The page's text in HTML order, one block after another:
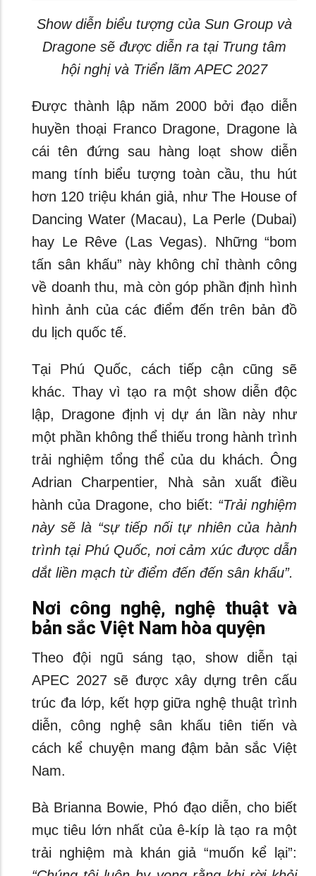
Show diễn biểu tượng của Sun Group và
Dragone sẽ được diễn ra tại Trung tâm
hội nghị và Triển lãm APEC 2027
Được thành lập năm 2000 bởi đạo diễn
huyền thoại Franco Dragone, Dragone là
cái tên đứng sau hàng loạt show diễn
mang tính biểu tượng toàn cầu, thu hút
hơn 120 triệu khán giả, như The House of
Dancing Water (Macau), La Perle (Dubai)
hay Le Rêve (Las Vegas). Những “bom
tấn sân khấu” này không chỉ thành công
về doanh thu, mà còn góp phần định hình
hình ảnh của các điểm đến trên bản đồ
du lịch quốc tế.
Tại Phú Quốc, cách tiếp cận cũng sẽ
khác. Thay vì tạo ra một show diễn độc
lập, Dragone định vị dự án lần này như
một phần không thể thiếu trong hành trình
trải nghiệm tổng thể của du khách. Ông
Adrian Charpentier, Nhà sản xuất điều
hành của Dragone, cho biết: “Trải nghiệm
này sẽ là “sự tiếp nối tự nhiên của hành
trình tại Phú Quốc, nơi cảm xúc được dẫn
dắt liền mạch từ điểm đến đến sân khấu”.
Nơi công nghệ, nghệ thuật và
bản sắc Việt Nam hòa quyện
Theo đội ngũ sáng tạo, show diễn tại
APEC 2027 sẽ được xây dựng trên cấu
trúc đa lớp, kết hợp giữa nghệ thuật trình
diễn, công nghệ sân khấu tiên tiến và
cách kể chuyện mang đậm bản sắc Việt
Nam.
Bà Brianna Bowie, Phó đạo diễn, cho biết
mục tiêu lớn nhất của ê-kíp là tạo ra một
trải nghiệm mà khán giả “muốn kể lại”: